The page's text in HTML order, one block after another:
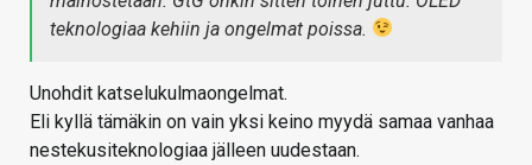
teknologiaa kehiin ja ongelmat poissa.
Unohdit katselukulmaongelmat.
Eli kyllä tämäkin on vain yksi keino myydä samaa vanhaa
nestekusiteknologiaa jälleen uudestaan.